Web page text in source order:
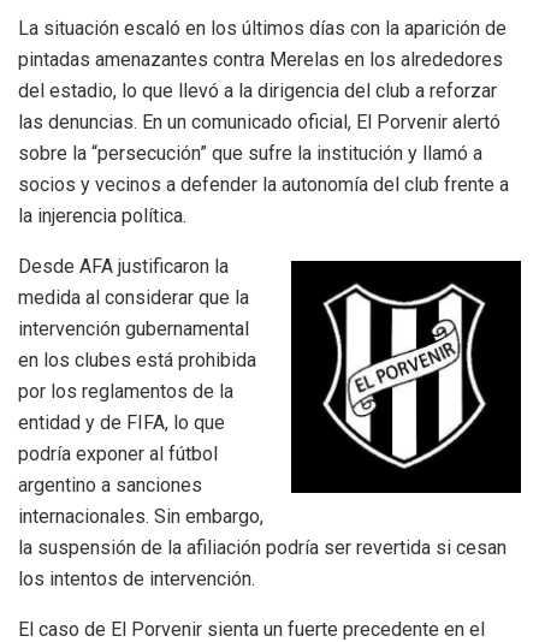
La situación escaló en los últimos días con la aparición de
pintadas amenazantes contra Merelas en los alrededores
del estadio, lo que llevó a la dirigencia del club a reforzar
las denuncias. En un comunicado oficial, El Porvenir alertó
sobre la “persecución” que sufre la institución y llamó a
socios y vecinos a defender la autonomía del club frente a
la injerencia política.
Desde AFA justificaron la
medida al considerar que la
intervención gubernamental
en los clubes está prohibida
por los reglamentos de la
entidad y de FIFA, lo que
podría exponer al fútbol
argentino a sanciones
internacionales. Sin embargo,
la suspensión de la afiliación podría ser revertida si cesan
los intentos de intervención.
El caso de El Porvenir sienta un fuerte precedente en el